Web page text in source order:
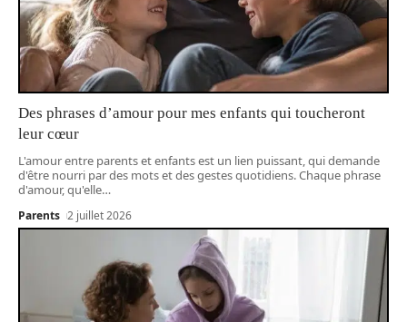
Des phrases d’amour pour mes enfants qui toucheront
leur cœur
L'amour entre parents et enfants est un lien puissant, qui demande
d'être nourri par des mots et des gestes quotidiens. Chaque phrase
d'amour, qu'elle…
Parents 2 juillet 2026